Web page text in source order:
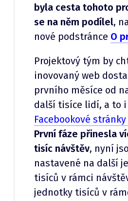
byla cesta tohoto
se na něm podílel,
nové podstránce O
Projektový tým by
inovovaný web
prvního měsíce od
další tisíce lidí, a to i
Facebookové
První fáze přinesla
tisíc návštěv, nyní
nastavené na další
tisíců v rámci
jednotky tisíců v